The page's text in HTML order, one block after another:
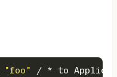
"foo" / * to